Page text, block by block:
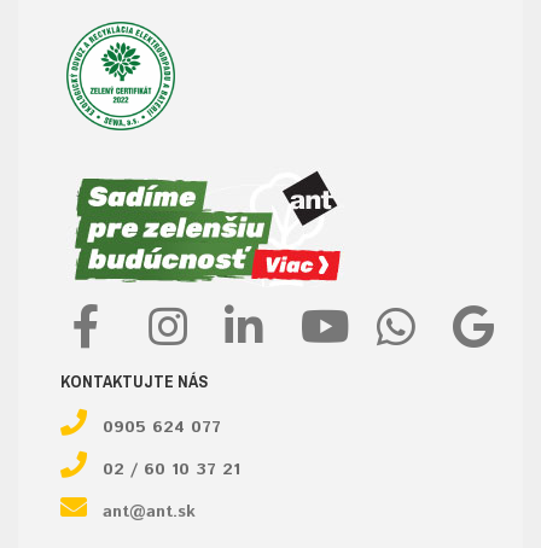
KONTAKTUJTE NÁS
0905 624 077
02 / 60 10 37 21
ant@ant.sk